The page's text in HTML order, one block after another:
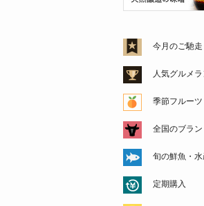
今月のご馳走
人気グルメ
季節フルー
全国のブラン
旬の鮮魚・
定期購入